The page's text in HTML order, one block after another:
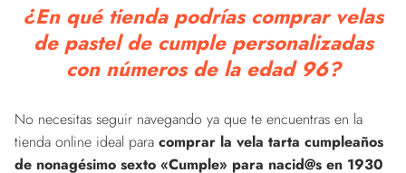
¿En qué tienda podrías comprar velas
de pastel de cumple personalizadas
con números de la edad 96?
No necesitas seguir navegando ya que te encuentras en la
tienda online ideal para comprar la vela tarta cumpleaños
de nonagésimo sexto «Cumple» para nacid@s en 1930